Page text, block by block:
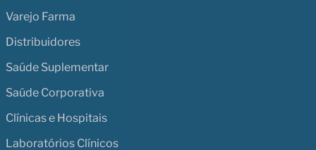
Varejo Farma
Distribuidores
Saúde Suplementar
Saúde Corporativa
Clínicas e Hospitais
Laboratórios Clínicos